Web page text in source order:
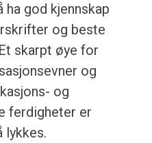
ha god kjennskap
og beste
skarpt øye for
og
og
ferdigheter er
lykkes.